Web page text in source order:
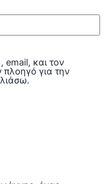
και τον
πλοηγό για την